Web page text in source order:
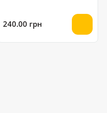
240.00 грн